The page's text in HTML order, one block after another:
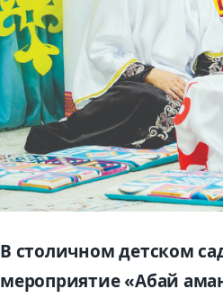
В столичном детском
мероприятие «Абай